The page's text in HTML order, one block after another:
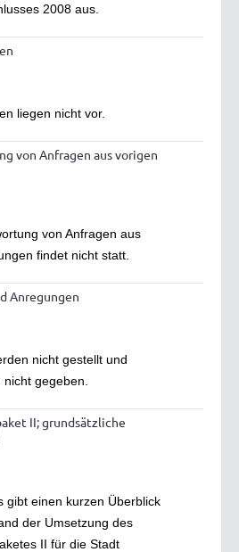
2008 aus.
liegen nicht vor.
von Anfragen aus vorigen
von Anfragen aus
findet nicht statt.
Anregungen
nicht gestellt und
gegeben.
II; grundsätzliche
gibt einen kurzen Überblick
der Umsetzung des
II für die Stadt